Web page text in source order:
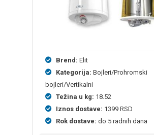
Brend: Elit
Kategorija: Bojleri/Prohromski
bojleri/Vertikalni
Težina u kg: 18.52
Iznos dostave: 1399 RSD
Rok dostave: do 5 radnih dana